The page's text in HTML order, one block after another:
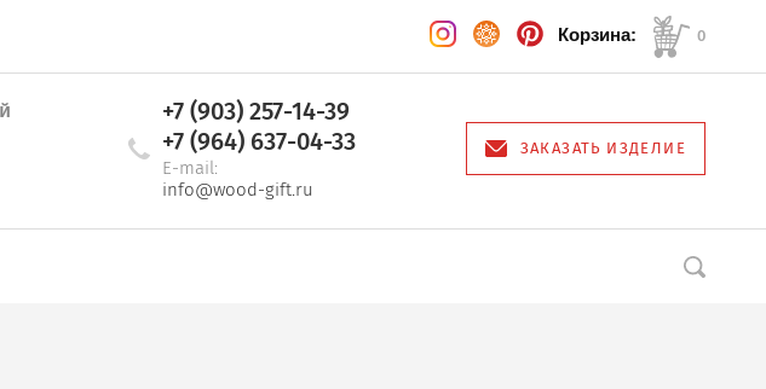
Корзина: 0
+7 (903) 257-14-39
+7 (964) 637-04-33
E-mail:
info@wood-gift.ru
ЗАКАЗАТЬ ИЗДЕЛИЕ